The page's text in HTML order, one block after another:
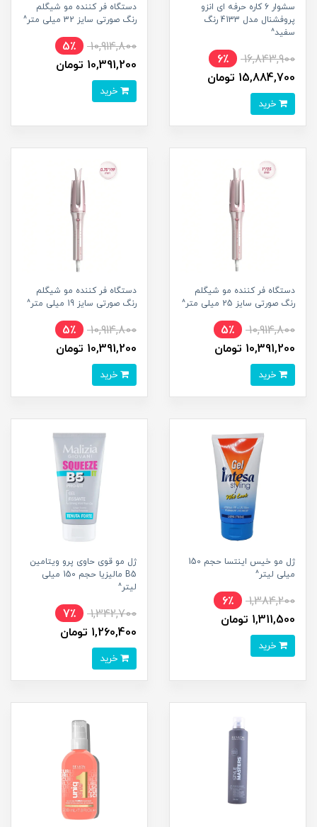
سشوار 6 کاره حرفه ای انزو
پروفشنال مدل 4133 رنگ
سفید^
16,843,900
6٪
15,884,700 تومان
دستگاه فر کننده مو شیگلم
رنگ صورتی سایز 32 میلی متر^
10,914,800
5٪
10,391,200 تومان
دستگاه فر کننده مو شیگلم
رنگ صورتی سایز 25 میلی متر^
10,914,800
5٪
10,391,200 تومان
دستگاه فر کننده مو شیگلم
رنگ صورتی سایز 19 میلی متر^
10,914,800
5٪
10,391,200 تومان
ژل مو خیس اینتسا حجم 150
میلی لیتر^
1,384,200
6٪
1,311,500 تومان
ژل مو قوی حاوی پرو ویتامین
B5 مالیزیا حجم 150 میلی
لیتر^
1,342,700
7٪
1,260,400 تومان